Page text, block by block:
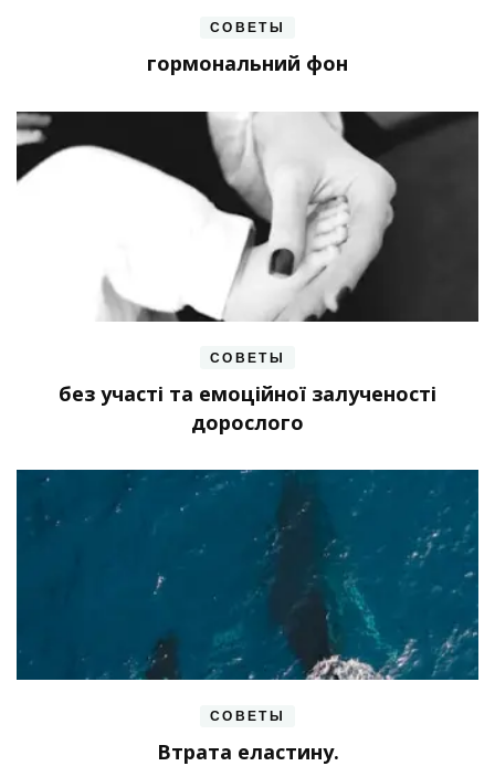
СОВЕТЫ
гормональний фон
СОВЕТЫ
без участі та емоційної залученості
дорослого
СОВЕТЫ
Втрата еластину.